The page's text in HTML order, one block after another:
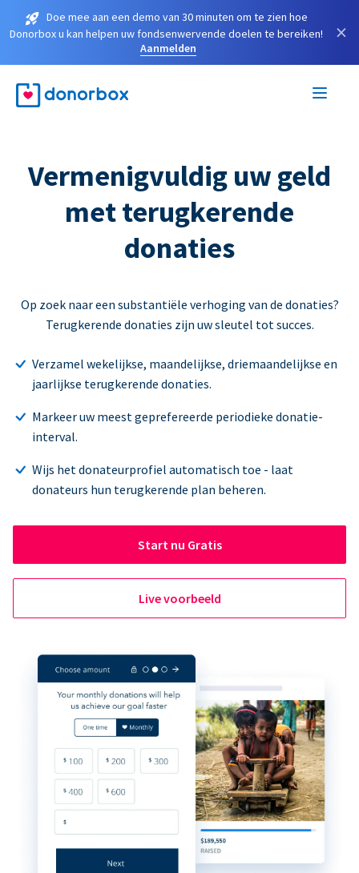
Doe mee aan een demo van 30 minuten om te zien hoe
Donorbox u kan helpen uw fondsenwervende doelen te bereiken!
Aanmelden
×
Vermenigvuldig uw geld
met terugkerende
donaties
Op zoek naar een substantiële verhoging van de donaties?
Terugkerende donaties zijn uw sleutel tot succes.
Verzamel wekelijkse, maandelijkse, driemaandelijkse en
jaarlijkse terugkerende donaties.
Markeer uw meest geprefereerde periodieke donatie-
interval.
Wijs het donateurprofiel automatisch toe - laat
donateurs hun terugkerende plan beheren.
Start nu Gratis
Live voorbeeld